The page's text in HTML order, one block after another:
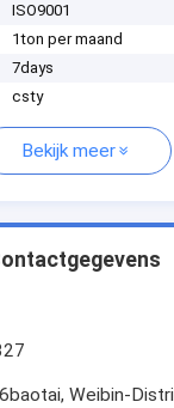
ISO9001
1ton per maand
7days
csty
Bekijk meer
Weibin-